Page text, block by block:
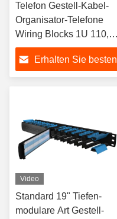
Telefon Gestell-Kabel-
Organisator-Telefone
Wiring Blocks 1U 110,
das Block verdrahtet
Erhalten Sie besten
Video
Standard 19" Tiefen-
modulare Art Gestell-